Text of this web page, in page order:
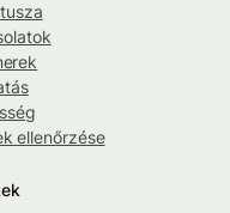
ellenőrzése